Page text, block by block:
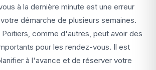
à la dernière minute est une erreur
démarche de plusieurs semaines.
comme d'autres, peut avoir des
pour les rendez-vous. Il est
à l'avance et de réserver votre